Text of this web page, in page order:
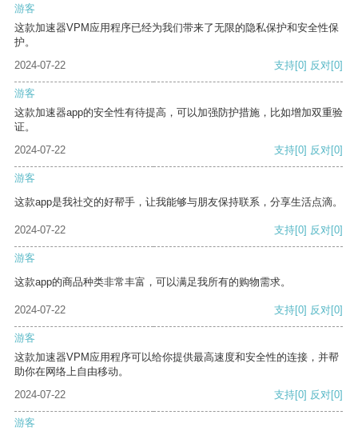
游客
这款加速器VPM应用程序已经为我们带来了无限的隐私保护和安全性保
护。
2024-07-22
支持[0] 反对[0]
游客
这款加速器app的安全性有待提高，可以加强防护措施，比如增加双重验
证。
2024-07-22
支持[0] 反对[0]
游客
这款app是我社交的好帮手，让我能够与朋友保持联系，分享生活点滴。
2024-07-22 支持[0] 反对[0]
游客
这款app的商品种类非常丰富，可以满足我所有的购物需求。
2024-07-22 支持[0] 反对[0]
游客
这款加速器VPM应用程序可以给你提供最高速度和安全性的连接，并帮
助你在网络上自由移动。
2024-07-22
支持[0] 反对[0]
游客